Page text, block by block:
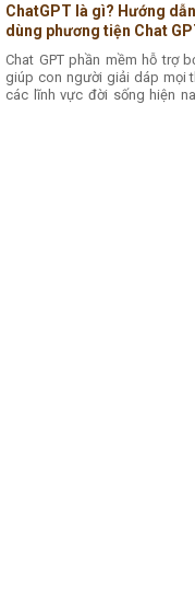
ChatGPT là gì? Hướng
dùng phương tiện Chat
tại Việt NamCha
Chat GPT phần mềm hỗ trợ
giúp con người giải dáp mọi
các lĩnh vực đời sống hiện